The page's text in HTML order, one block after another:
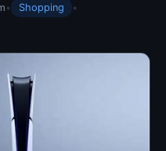
• Shopping
•